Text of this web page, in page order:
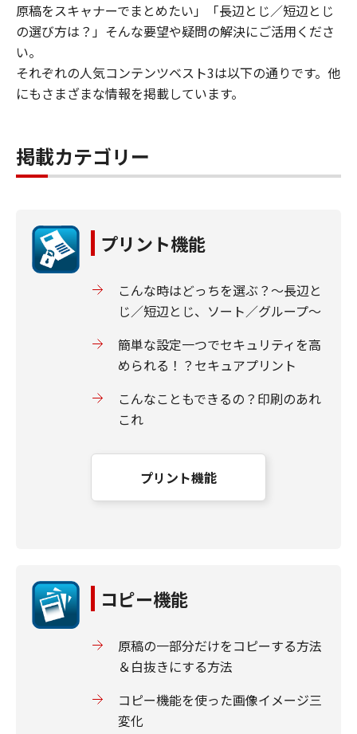
原稿をスキャナーでまとめたい」「長辺とじ／短辺とじ
の選び方は？」そんな要望や疑問の解決にご活用くださ
い。
それぞれの人気コンテンツベスト3は以下の通りです。他
にもさまざまな情報を掲載しています。
掲載カテゴリー
プリント機能
こんな時はどっちを選ぶ？～長辺と
じ／短辺とじ、ソート／グループ～
簡単な設定一つでセキュリティを高
められる！？セキュアプリント
こんなこともできるの？印刷のあれ
これ
プリント機能
コピー機能
原稿の一部分だけをコピーする方法
＆白抜きにする方法
コピー機能を使った画像イメージ三
変化